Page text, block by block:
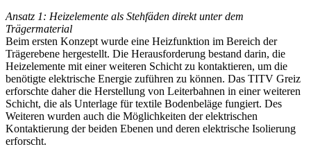
Ansatz 1: Heizelemente als Stehfäden direkt unter dem
Trägermaterial
Beim ersten Konzept wurde eine Heizfunktion im Bereich der
Trägerebene hergestellt. Die Herausforderung bestand darin, die
Heizelemente mit einer weiteren Schicht zu kontaktieren, um die
benötigte elektrische Energie zuführen zu können. Das TITV Greiz
erforschte daher die Herstellung von Leiterbahnen in einer weiteren
Schicht, die als Unterlage für textile Bodenbeläge fungiert. Des
Weiteren wurden auch die Möglichkeiten der elektrischen
Kontaktierung der beiden Ebenen und deren elektrische Isolierung
erforscht.